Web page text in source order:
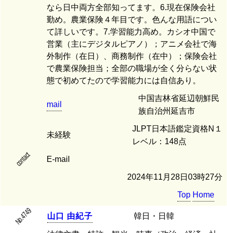
なら日中両方全部知ってます。6.現在保険会社
勤め。農業保険４年目です。色んな用語につい
て詳しいです。7.学習能力高め。カシオ中国で
営業（主にデジタルピアノ）；アニメ会社で海
外制作（在日）、商務制作（在中）；保険会社
で農業保険担当；全部の職場が全く分らない状
態で初めてたので学習能力には自信あり。
mail
中国吉林省延辺朝鮮民
族自治州延吉市
未経験
JLPT日本語鑑定資格N１
レベル：148点
contact E-mail
2024年11月28日03時27分
Top Home
No.4749 山 口 由紀子 韓日・日韓